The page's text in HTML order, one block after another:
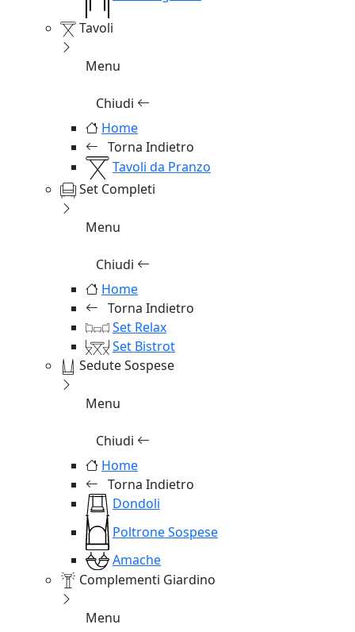
Tavoli
Menu
Chiudi
Home
Torna Indietro
Tavoli da Pranzo
Set Completi
Menu
Chiudi
Home
Torna Indietro
Set Relax
Set Bistrot
Sedute Sospese
Menu
Chiudi
Home
Torna Indietro
Dondoli
Poltrone Sospese
Amache
Complementi Giardino
Menu